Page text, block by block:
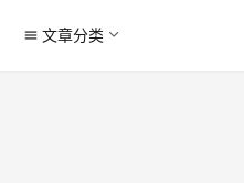
menu 文章分类